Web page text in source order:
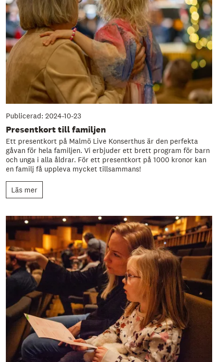
Publicerad: 2024-10-23
Presentkort till familjen
Ett presentkort på Malmö Live Konserthus är den perfekta
gåvan för hela familjen. Vi erbjuder ett brett program för barn
och unga i alla åldrar. För ett presentkort på 1000 kronor kan
en familj få uppleva mycket tillsammans!
Läs mer